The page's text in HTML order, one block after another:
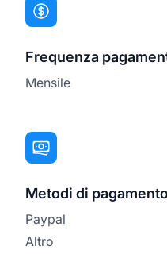
Frequenza
Mensile
Metodi di pagamento
Paypal
Altro